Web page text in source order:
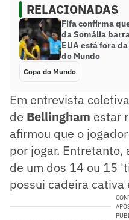
RELACIONADAS
Fifa confirma
da Somália
EUA está fora
do Mundo
Copa do Mundo
Em entrevista
de Bellingham estar
afirmou que o
por jogar. Entretanto,
de um dos 14 ou 15
possui cadeira cativa